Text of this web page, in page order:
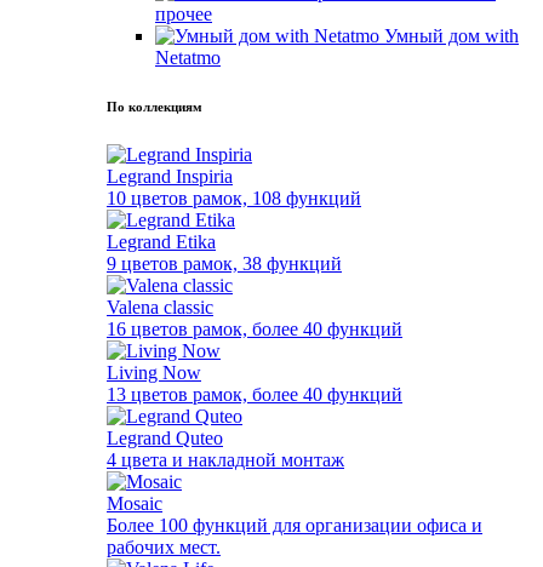
прочее
Умный дом with
Netatmo
По коллекциям
Legrand Inspiria
10 цветов рамок, 108 функций
Legrand Etika
9 цветов рамок, 38 функций
Valena classic
16 цветов рамок, более 40 функций
Living Now
13 цветов рамок, более 40 функций
Legrand Quteo
4 цвета и накладной монтаж
Mosaic
Более 100 функций для организации офиса и
рабочих мест.